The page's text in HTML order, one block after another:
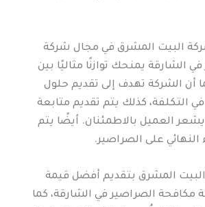
البيت المشرق في مجال شركة
الشارقة يمنحك توازنًا مثاليًا بين
أن الشركة تهدف إلى تقديم حلول
التكلفة، كذلك يتم تقديم متابعة
يشعر العميل بالاطمئنان. أيضًا يتم
النهائي على الصراصير.
المشرق بتقديم أفضل قيمة
مكافحة الصراصير في الشارقة، كما